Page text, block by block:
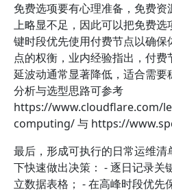
免费选项要有心理准备，免费
上略显不足，因此可以把免费
键时段优先使用付费节点以确
点的权衡，业内经验指出，付
延波动通常显著降低，适合需
分析与选型思路可参考
https://www.cloudflare.com/
computing/ 与 https://
最后，形成可执行的日常运维
下快速做出决策： - 逐日记录关
立数据表格； - 在高峰时段优先